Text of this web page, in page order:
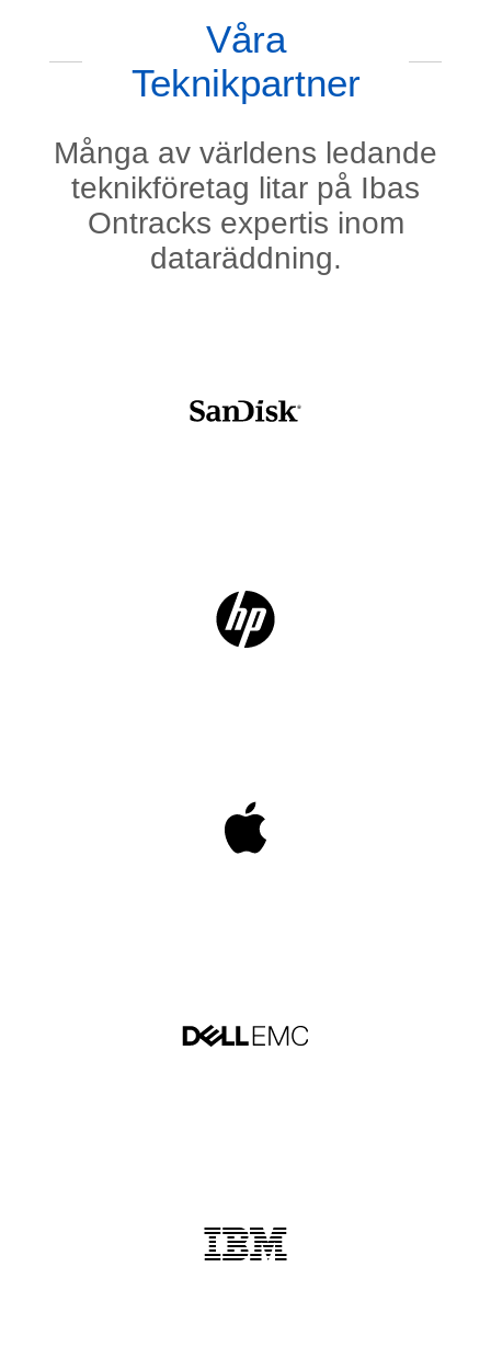
Våra
Teknikpartner
Många av världens ledande
teknikföretag litar på Ibas
Ontracks expertis inom
dataräddning.